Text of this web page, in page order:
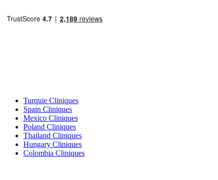
Turquie Cliniques
Spain Cliniques
Mexico Cliniques
Poland Cliniques
Thailand Cliniques
Hungary Cliniques
Colombia Cliniques